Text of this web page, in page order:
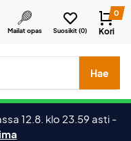
Mailat opas Suosikit (0)
0
Kori
Hae
12.8. klo 23.59 asti -